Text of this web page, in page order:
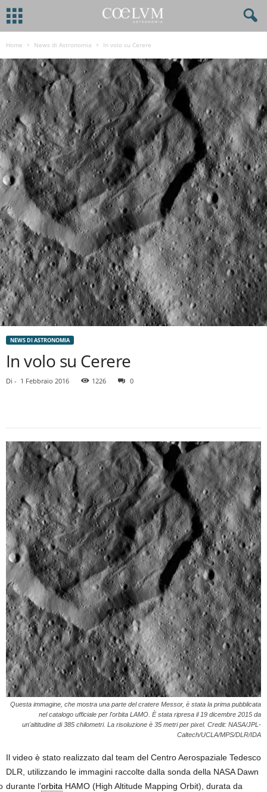
Home News di Astronomia In volo su Cerere
NEWS DI ASTRONOMIA
In volo su Cerere
Di - 1 Febbraio 2016 1226 0
Questa immagine, che mostra una parte del cratere Messor, è stata la prima pubblicata
nel catalogo ufficiale per l'orbita LAMO. È stata ripresa il 19 dicembre 2015 da
un'altitudine di 385 chilometri. La risoluzione è 35 metri per pixel. Credit: NASA/JPL-
Caltech/UCLA/MPS/DLR/IDA
Il video è stato realizzato dal team del Centro Aerospaziale Tedesco
DLR, utilizzando le immagini raccolte dalla sonda della NASA Dawn
durante l’orbita HAMO (High Altitude Mapping Orbit), durata da